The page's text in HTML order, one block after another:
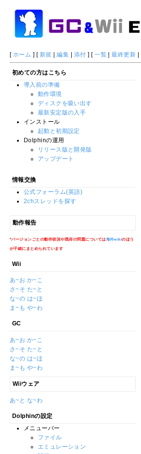
[ ホーム ] [ 新規 |編集 | 添付 ] [一覧 |最終更新 |
初めての方はこちら
導入前の準備
動作環境
ディスクを吸い出す
最新安定版の入手
インストール
起動と初期設定
Dolphinの運用
リリース版と開発版
アップデート
情報交換
公式フォーラム(英語)
2chスレッドを探す
動作報告
*バージョンごとの動作状況や既存の問題については海外wikiのほう
が子細にまとめられています
Wii
あ~お か~こ
さ~そ た~と
な~の は~ほ
ま~も や~わ
GC
あ~お か~こ
さ~そ た~と
な~の は~ほ
ま~も や~わ
Wiiウェア
あ~と な~わ
Dolphinの設定
メニューバー
ファイル
エミュレーション